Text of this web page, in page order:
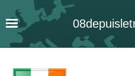
08depuis